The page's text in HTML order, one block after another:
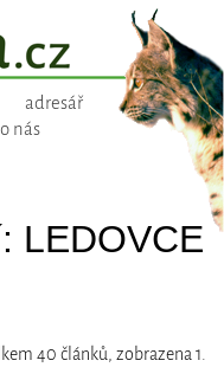
adresář
o nás
LEDOVCE
40 článků, zobrazena 1.